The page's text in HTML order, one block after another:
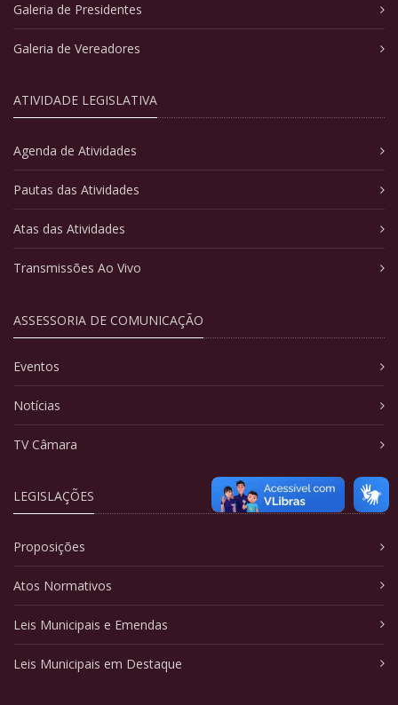
Galeria de Presidentes
Galeria de Vereadores
ATIVIDADE LEGISLATIVA
Agenda de Atividades
Pautas das Atividades
Atas das Atividades
Transmissões Ao Vivo
ASSESSORIA DE COMUNICAÇÃO
Eventos
Notícias
TV Câmara
LEGISLAÇÕES
Proposições
Atos Normativos
Leis Municipais e Emendas
Leis Municipais em Destaque